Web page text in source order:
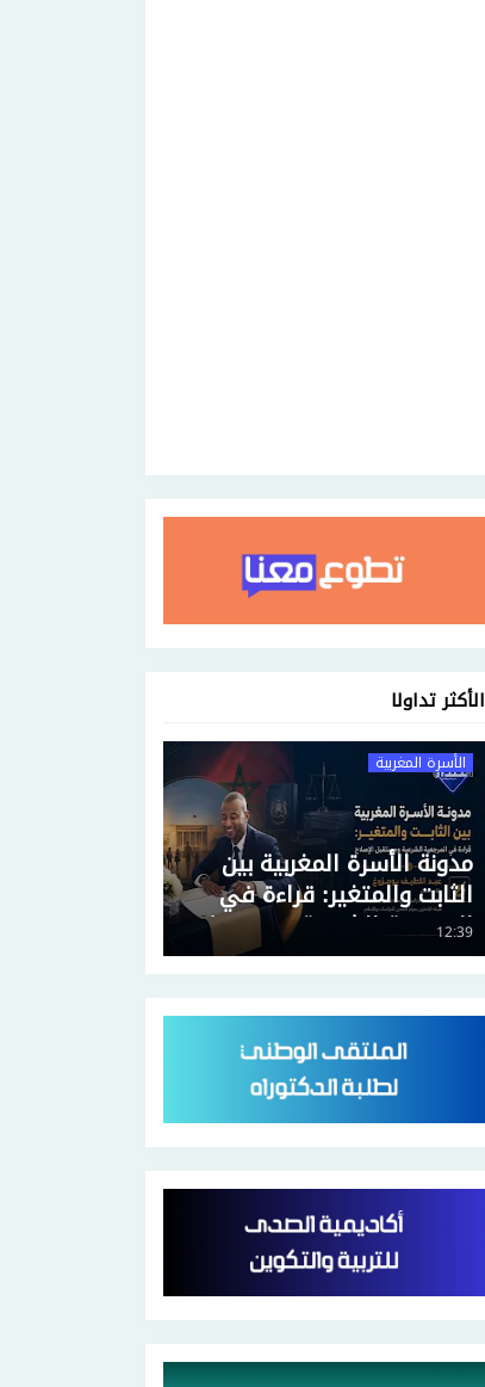
الأكثر تداولا
الأسرة المغربية
مدونة الأسرة المغربية بين
الثابت والمتغير: قراءة في
المرجعية الشرعية ومستقبل
الإصلاح
12:39